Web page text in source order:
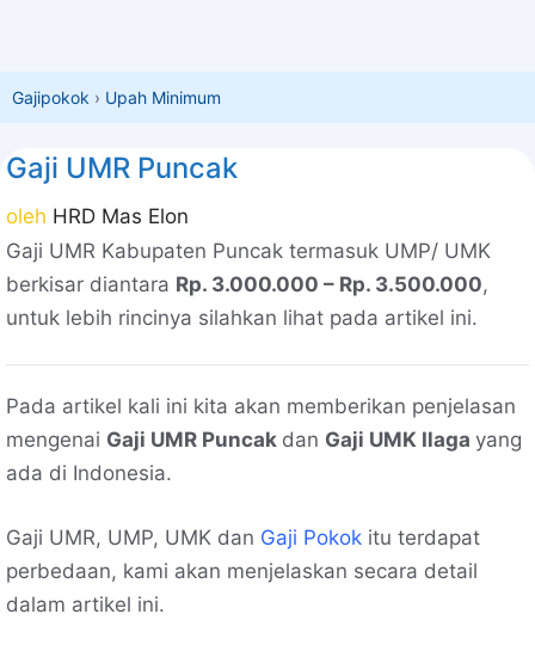
Gajipokok › Upah Minimum
Gaji UMR Puncak
oleh HRD Mas Elon
Gaji UMR Kabupaten Puncak termasuk UMP/ UMK
berkisar diantara Rp. 3.000.000 – Rp. 3.500.000,
untuk lebih rincinya silahkan lihat pada artikel ini.
Pada artikel kali ini kita akan memberikan penjelasan
mengenai Gaji UMR Puncak dan Gaji UMK Ilaga yang
ada di Indonesia.
Gaji UMR, UMP, UMK dan Gaji Pokok itu terdapat
perbedaan, kami akan menjelaskan secara detail
dalam artikel ini.